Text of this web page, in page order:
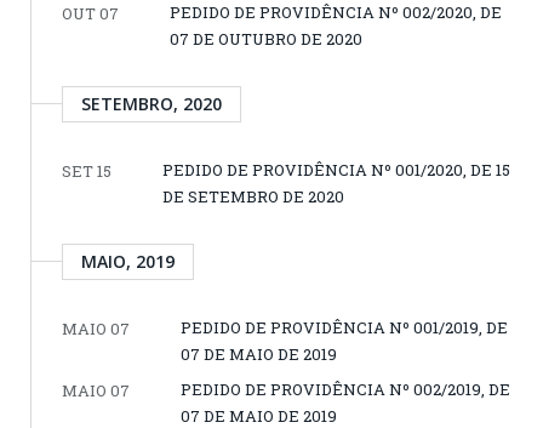
OUT 07
PEDIDO DE PROVIDÊNCIA Nº 002/2020, DE
07 DE OUTUBRO DE 2020
SETEMBRO, 2020
SET 15
PEDIDO DE PROVIDÊNCIA Nº 001/2020, DE 15
DE SETEMBRO DE 2020
MAIO, 2019
MAIO 07
PEDIDO DE PROVIDÊNCIA Nº 001/2019, DE
07 DE MAIO DE 2019
MAIO 07
PEDIDO DE PROVIDÊNCIA Nº 002/2019, DE
07 DE MAIO DE 2019